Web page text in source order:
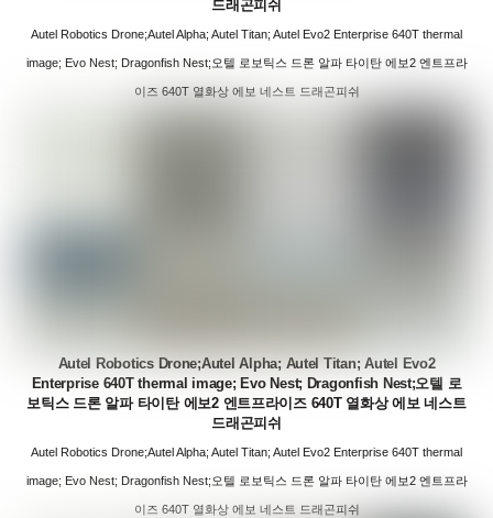
드래곤피쉬
Autel Robotics Drone;Autel Alpha; Autel Titan; Autel Evo2 Enterprise 640T thermal
image; Evo Nest; Dragonfish Nest;오텔 로보틱스 드론 알파 타이탄 에보2 엔트프라
이즈 640T 열화상 에보 네스트 드래곤피쉬
Autel Robotics Drone;Autel Alpha; Autel Titan; Autel Evo2
Enterprise 640T thermal image; Evo Nest; Dragonfish Nest;오텔 로
보틱스 드론 알파 타이탄 에보2 엔트프라이즈 640T 열화상 에보 네스트
드래곤피쉬
Autel Robotics Drone;Autel Alpha; Autel Titan; Autel Evo2 Enterprise 640T thermal
image; Evo Nest; Dragonfish Nest;오텔 로보틱스 드론 알파 타이탄 에보2 엔트프라
이즈 640T 열화상 에보 네스트 드래곤피쉬